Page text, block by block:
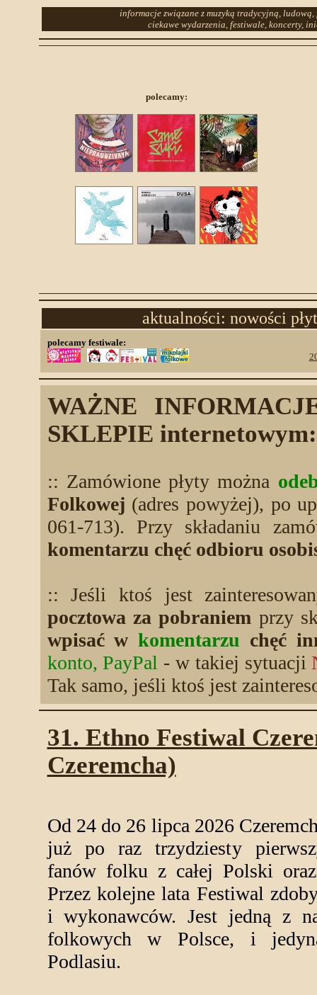
informacje związane z muzyką tradycyjną,
ciekawe wydarzenia, festiwale, koncerty,
polecamy:
aktualności: nowości
polecamy festiwale:
WAŻNE
SKLEPIE internetowym:
:: Zamówione płyty można
Folkowej (adres powyżej), po
061-713). Przy składaniu
komentarzu chęć odbioru
:: Jeśli ktoś jest
pocztowa za pobraniem przy
wpisać wkomentarzu chęć
konto, PayPal - w takiej sytuacji
Tak samo, jeśli ktoś jest
31. Ethno Festiwal
Czeremcha)
Od 24 do 26 lipca 2026
już po raz trzydziesty
fanów folku z całej Polski
Przez kolejne lata Festiwal
i wykonawców. Jest jedną z
folkowych w Polsce, i
Podlasiu.